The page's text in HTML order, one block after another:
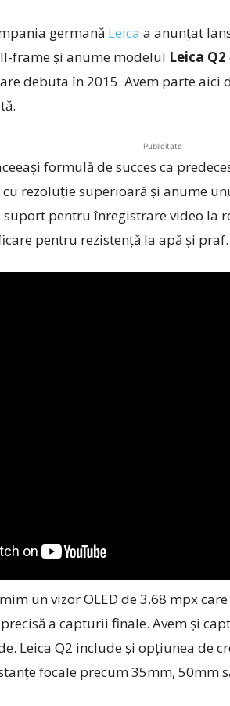
germană Leica a anunțat
frame și anume modelul Leica Q2
debuta în 2015. Avem parte aici
Publicitate
formulă de succes ca
rezoluție superioară și anume
pentru înregistrare video la
pentru rezistență la apă și praf.
un vizor OLED de 3.68 mpx
a capturii finale. Avem și
Leica Q2 include și opțiunea de
focale precum 35mm, 50mm